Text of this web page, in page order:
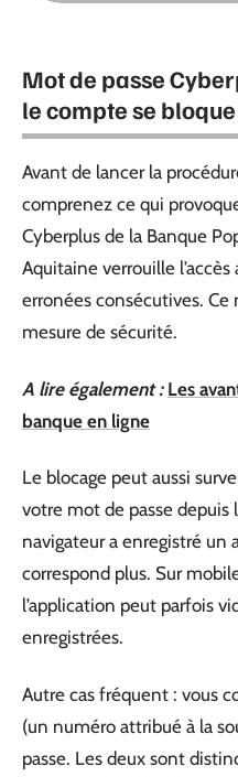
Mot de passe
le compte se bloque
Avant de lancer la
comprenez ce qui
Cyberplus de la Banque
Aquitaine verrouille l’accès
erronées consécutives. Ce
mesure de sécurité.
A lire également : Les
banque en ligne
Le blocage peut aussi
votre mot de passe depuis
navigateur a enregistré un
correspond plus. Sur
l’application peut parfois
enregistrées.
Autre cas fréquent : vous
(un numéro attribué à la
passe. Les deux sont